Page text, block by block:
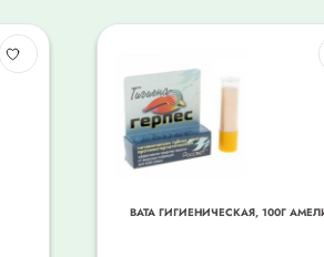
ВАТА ГИГИЕНИЧЕСКАЯ, 100Г